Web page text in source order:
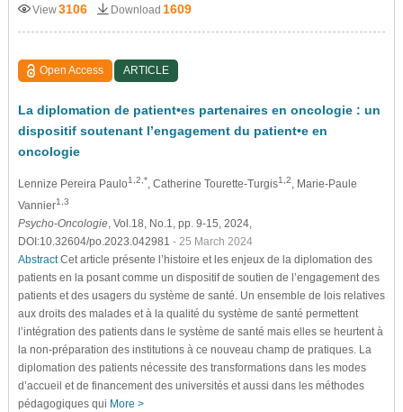
View3106 Download 1609
Open Access ARTICLE
La diplomation de patient•es partenaires en oncologie : un
dispositif soutenant l’engagement du patient•e en
oncologie
Lennize Pereira Paulo1,2,* , Catherine Tourette-Turgis1,2
, Marie-Paule
Vannier1,3
Psycho-Oncologie, Vol.18, No.1, pp. 9-15, 2024,
DOI:10.32604/po.2023.042981 - 25 March 2024
AbstractCet article présente l’histoire et les enjeux de la diplomation des
patients en la posant comme un dispositif de soutien de l’engagement des
patients et des usagers du système de santé. Un ensemble de lois relatives
aux droits des malades et à la qualité du système de santé permettent
l’intégration des patients dans le système de santé mais elles se heurtent à
la non-préparation des institutions à ce nouveau champ de pratiques. La
diplomation des patients nécessite des transformations dans les modes
d’accueil et de financement des universités et aussi dans les méthodes
pédagogiques qui More >